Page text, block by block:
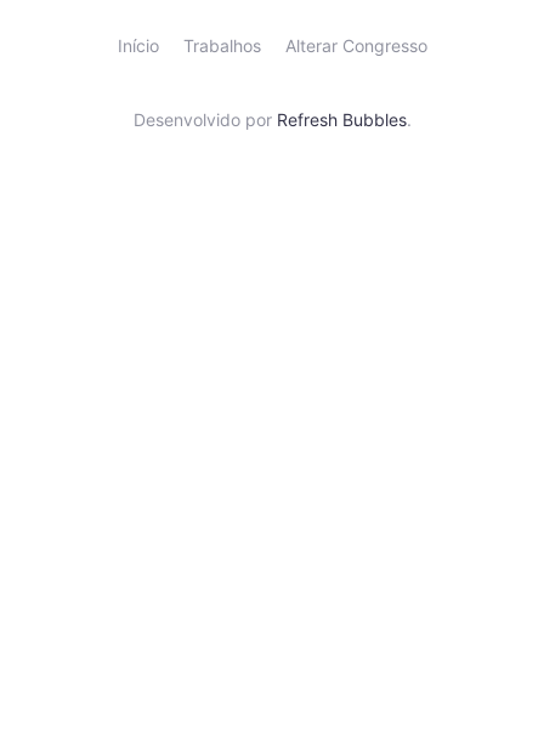
Início Trabalhos Alterar Congresso
Desenvolvido por Refresh Bubbles.